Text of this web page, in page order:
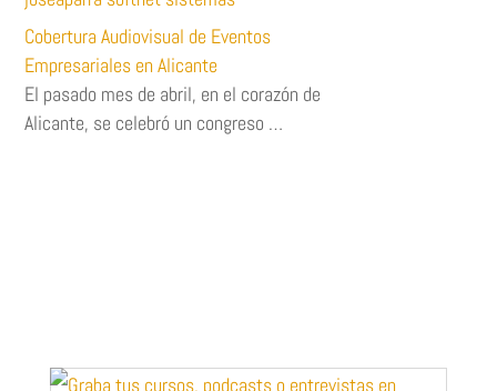
Cobertura Audiovisual de Eventos
Empresariales en Alicante
El pasado mes de abril, en el corazón de
Alicante, se celebró un congreso …